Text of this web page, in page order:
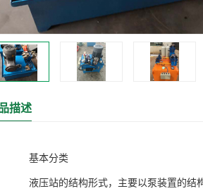
描述
基本分类
液压站的结构形式，主要以泵装置的结